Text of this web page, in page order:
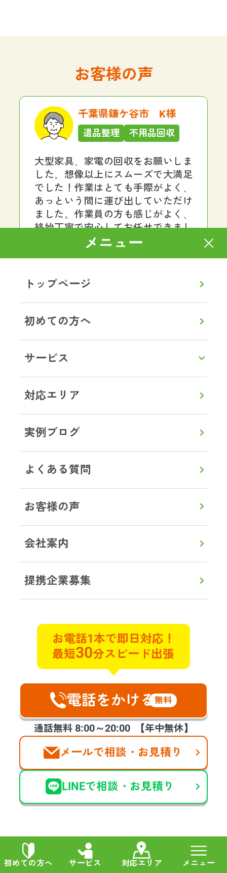
初めての方へ サービス 対応エリア メニュー
メニュー
トップページ
初めての方へ
サービス
対応エリア
実例ブログ
よくある質問
お客様の声
会社案内
提携企業募集
お電話1本で即日対応！
最短30分スピード出張
電話をかける無料
通話無料 8:00～20:00 【年中無休】
メールで相談・お見積り
LINEで相談・お見積り
お客様の声
千葉県鎌ケ谷市 K様
遺品整理 不用品回収
大型家具、家電の回収をお願いしま
した。想像以上にスムーズで大満足
でした！作業はとても手際がよく、
あっという間に運び出していただけ
ました。作業員の方も感じがよく、
終始丁寧で安心してお任せできまし
た。料金も明朗で、最初から最後ま
ばぜひお願いしたいと思います。あ
一人暮らしをしていた母が孤独死し
ているとの連絡が。部屋はゴミ屋敷
状態で、とても清掃できるような状
況ではありませんでした。遠方のた
め立ち合いは出来ませんでしたが、
だきました。作業前に部屋の状態を
詳しく説明してくださり、見積もり
くありませんでした。
遺品整理 特殊清掃
けるのか不安でしたが電話に出てく
れ、すぐに対応します！と言ってく
ださったときのホッといたしまし
た。今回のような急な連絡を受けた
際は手が震えましたが、スタッフの
方の対応良さ、作業もとてもスピー
ディーに進めて頂き、お願いして本
当に良かったです。
他の声も見る
実例ブログ